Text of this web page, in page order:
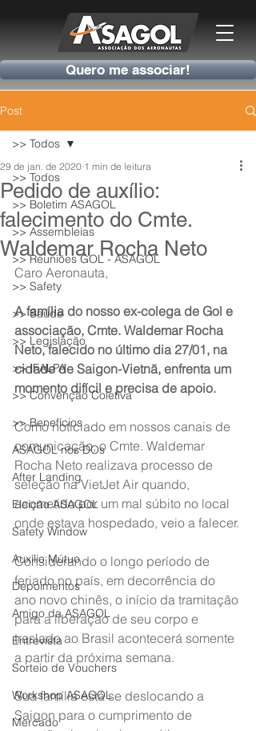
Quero me associar!
Post
>> Todos
>> Boletim ASAGOL
>> Assembleias
>> Reuniões GOL - ASAGOL
>> Safety
>> Saúde
>> Legislação
>> IFALPA
>> Convenção Coletiva
>> Benefícios
ASAGOL nos DOs
After Landing
Eleição ASAGOL
Safety Window
Auxílio Mútuo
Depoimentos
Amigo da ASAGOL
Entrevista
Sorteio de Vouchers
Workshop ASAGOL
Mercado
>> Todos
Pedido de auxílio:
falecimento do Cmte.
Waldemar Rocha Neto
29 de jan. de 2020 1 min de leitura
Caro Aeronauta,
A família do nosso ex-colega de Gol e
associação, Cmte. Waldemar Rocha
Neto, falecido no último dia 27/01, na
cidade de Saigon-Vietnã, enfrenta um
momento difícil e precisa de apoio.
Como noticiado em nossos canais de
comunicação, o Cmte. Waldemar
Rocha Neto realizava processo de
seleção na VietJet Air quando,
acometido por um mal súbito no local
onde estava hospedado, veio a falecer.
Considerando o longo período de
feriado no país, em decorrência do
ano novo chinês, o início da tramitação
para a liberação de seu corpo e
traslado ao Brasil acontecerá somente
a partir da próxima semana.
Sua família está se deslocando a
Saigon para o cumprimento de